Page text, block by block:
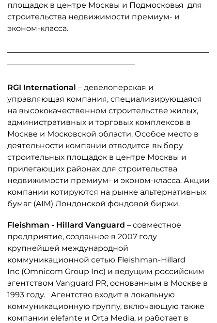
площадок в центре Москвы и Подмосковья для
строительства недвижимости премиум- и
эконом-класса.
RGI International – девелоперская и
управляющая компания, специализирующаяся
на высококачественном строительстве жилых,
административных и торговых комплексов в
Москве и Московской области. Особое место в
деятельности компании отводится выбору
строительных площадок в центре Москвы и
прилегающих районах для строительства
недвижимости премиум- и эконом-класса. Акции
компании котируются на рынке альтернативных
бумаг (AIM) Лондонской фондовой биржи.
Fleishman - Hillard Vanguard – совместное
предприятие, созданное в 2007 году
крупнейшей международной
коммуникационной сетью Fleishman-Hillard
Inc (Omnicom Group Inc) и ведущим российским
агентством Vanguard PR, основанным в Москве в
1993 году. Агентство входит в локальную
коммуникационную группу, включающую также
компании elefante и Orta Media, и работает в